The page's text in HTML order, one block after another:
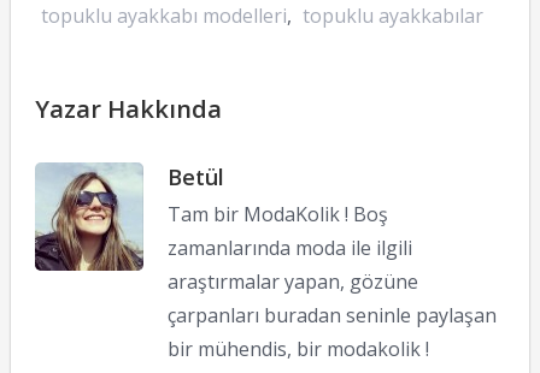
topuklu ayakkabı modelleri, topuklu ayakkabılar
Yazar Hakkında
Betül
Tam bir ModaKolik ! Boş
zamanlarında moda ile ilgili
araştırmalar yapan, gözüne
çarpanları buradan seninle paylaşan
bir mühendis, bir modakolik !